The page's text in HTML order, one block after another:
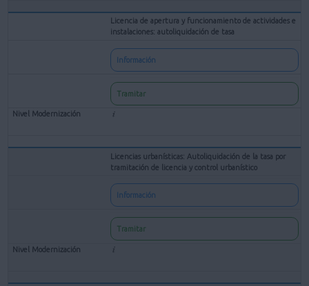
Licencia de apertura y funcionamiento de actividades e
instalaciones: autoliquidación de tasa
Información
Tramitar
Licencias urbanísticas: Autoliquidación de la tasa por
tramitación de licencia y control urbanístico
Información
Tramitar